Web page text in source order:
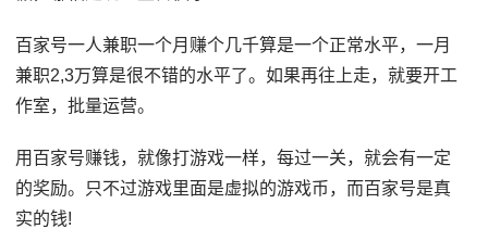
百家号一人兼职一个月赚个几千算是一个正常水平，一月
兼职2,3万算是很不错的水平了。如果再往上走，就要开工
作室，批量运营。
用百家号赚钱，就像打游戏一样，每过一关，就会有一定
的奖励。只不过游戏里面是虚拟的游戏币，而百家号是真
实的钱!